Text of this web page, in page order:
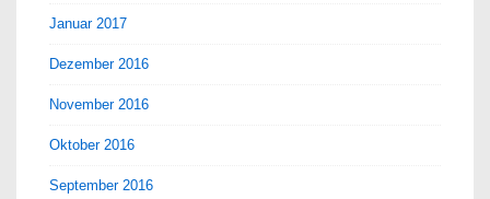
Januar 2017
Dezember 2016
November 2016
Oktober 2016
September 2016